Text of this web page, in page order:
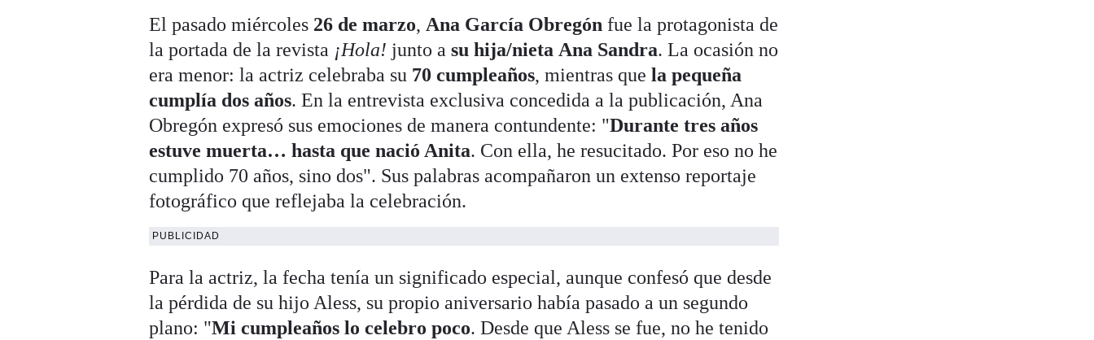
El pasado miércoles 26 de marzo, Ana García Obregón fue la protagonista de
la portada de la revista ¡Hola! junto asu hija/nieta Ana Sandra. La ocasión no
era menor: la actriz celebraba su 70 cumpleaños, mientras quela pequeña
cumplía dos años. En la entrevista exclusiva concedida a la publicación, Ana
Obregón expresó sus emociones de manera contundente: "Durante tres años
estuve muerta… hasta que nació Anita. Con ella, he resucitado. Por eso no he
cumplido 70 años, sino dos". Sus palabras acompañaron un extenso reportaje
fotográfico que reflejaba la celebración.
PUBLICIDAD
Para la actriz, la fecha tenía un significado especial, aunque confesó que desde
la pérdida de su hijo Aless, su propio aniversario había pasado a un segundo
plano: "Mi cumpleaños lo celebro poco. Desde que Aless se fue, no he tenido